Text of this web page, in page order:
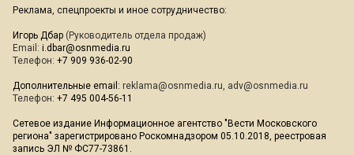
Реклама, спецпроекты и иное сотрудничество:
Игорь Дбар (Руководитель отдела продаж)
Email: i.dbar@osnmedia.ru
Телефон: +7 909 936-02-90
Дополнительные email: reklama@osnmedia.ru, adv@osnmedia.ru
Телефон: +7 495 004-56-11
Сетевое издание Информационное агентство "Вести Московского
региона" зарегистрировано Роскомнадзором 05.10.2018, реестровая
запись ЭЛ № ФС77-73861.